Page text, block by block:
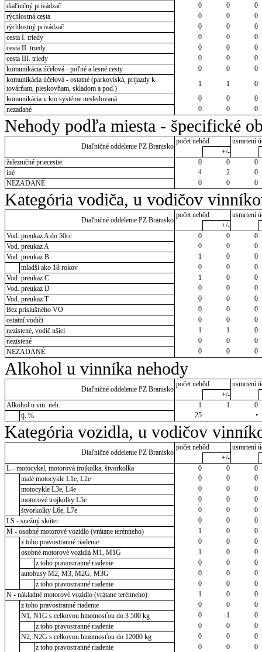
diaľničný privádzač
0 0
0
rýchlostná cesta
0 0
0
rýchlostný privádzač
0 0
0
cesta I. triedy
0 0
0
cesta II. triedy
0 0
0
cesta III. triedy
0 0
0
komunikácia účelová - poľné a lesné cesty
0 0
0
komunikácia účelová - ostatné (parkoviská, príjazdy k
továrňam, pieskovňam, skladom a pod.)
1 1
0
komunikácia v km systéme nesledovaná
0 0
0
nezadané
0 0 0
Nehody podľa miesta - špecifické
Diaľničné oddelenie PZ Branisko
počet nehôd
usmrtení
+/-
železničné priecestie
0 0
0
iné
4 2
0
NEZADANÉ
0 0 0
Kategória vodiča, u vodičov
Diaľničné oddelenie PZ Branisko
počet nehôd
usmrtení
+/-
Vod. preukaz A do 50cc
0 0
0
Vod. preukaz A
0 0
0
Vod. preukaz B
1 0
0
mladší ako 18 rokov
0 0
0
Vod. preukaz C
1 0
0
Vod. preukaz D
0 0
0
Vod. preukaz T
0 0
0
Bez príslušného VO
0 0
0
ostatní vodiči
0 0
0
nezistené, vodič ušiel
1 1
0
nezistené
0 0
0
NEZADANÉ
0 0 0
Alkohol u vinníka nehody
Diaľničné oddelenie PZ Branisko
počet nehôd
usmrtení
+/-
Alkohol u vin. neh.
1 1
0
tj. %
25 •
Kategória vozidla, u vodičov
Diaľničné oddelenie PZ Branisko
počet nehôd
usmrtení
+/-
L - motocykel, motorová trojkolka, štvorkolka
0 0
0
malé motocykle L1e, L2e
0 0
0
motocykle L3e, L4e
0 0
0
motorové trojkolky L5e
0 0
0
štvorkolky L6e, L7e
0 0
0
LS - snežný skúter
0 0
0
M - osobné motorové vozidlo (vrátane terénneho)
1 0
0
z toho pravostranné riadenie
0 0
0
osobné motorové vozidlá M1, M1G
1 0
0
z toho pravostranné riadenie
0 0
0
autobusy M2, M3, M2G, M3G
0 0
0
z toho pravostranné riadenie
0 0
0
N - nákladné motorové vozidlo (vrátane terénneho)
1 0
0
z toho pravostranné riadenie
0 0
0
N1, N1G s celkovou hmotnosťou do 3 500 kg
0 -1
0
z toho pravostranné riadenie
0 0
0
N2, N2G s celkovou hmotnosťou do 12000 kg
0 0
0
z toho pravostranné riadenie
0 0
0